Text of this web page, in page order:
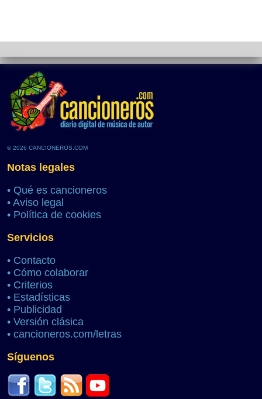
© 2026 CANCIONEROS.COM
Notas legales
• Qué es cancioneros
• Aviso legal
• Política de cookies
Servicios
• Contacto
• Cómo colaborar
• Criterios
• Estadísticas
• Publicidad
• Versión clásica
• cancioneros.com/letras
Síguenos